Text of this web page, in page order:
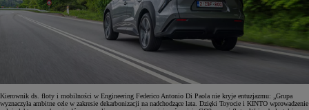
Kierownik ds. floty i mobilności w Engineering Federico Antonio Di Paola nie kryje entuzjazmu: „Grupa
wyznaczyła ambitne cele w zakresie dekarbonizacji na nadchodzące lata. Dzięki Toyocie i KINTO wprowadzenie